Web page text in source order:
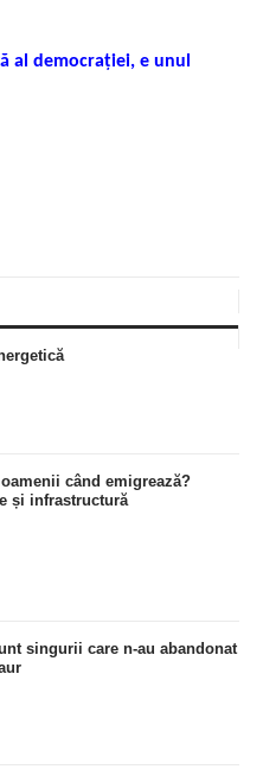
al democrației, e unul
când emigrează?
și infrastructură
singurii care n-au abandonat